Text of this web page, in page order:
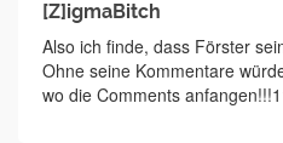
[Z]igmaBitch
Also ich finde, dass Förster
Ohne seine Kommentare
wo die Comments